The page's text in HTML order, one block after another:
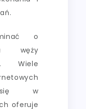
o
węży
Wiele
się w
oferuje